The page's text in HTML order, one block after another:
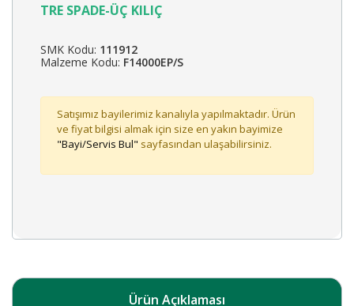
TRE SPADE-ÜÇ KILIÇ
SMK Kodu: 111912
Malzeme Kodu: F14000EP/S
Satışımız bayilerimiz kanalıyla yapılmaktadır. Ürün
ve fiyat bilgisi almak için size en yakın bayimize
"Bayi/Servis Bul" sayfasından ulaşabilirsiniz.
Ürün Açıklaması